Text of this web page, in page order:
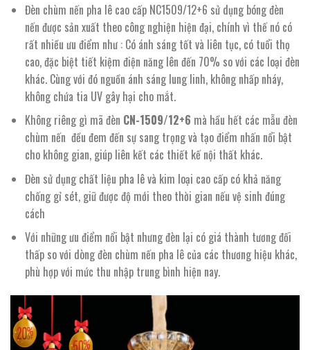
Đèn chùm nến pha lê cao cấp NC1509/12+6 sử dụng bóng đèn
nến được sản xuất theo công nghiện hiện đại, chính vì thế nó có
rất nhiều ưu điểm như : Có ánh sáng tốt và liên tục, có tuổi thọ
cao, đặc biệt tiết kiệm điện năng lên đến 70% so với các loại đèn
khác. Cùng với đó nguồn ánh sáng lung linh, không nhấp nháy,
không chứa tia UV gây hại cho mắt.
Không riêng gì mã đèn CN-1509/12+6 mà hầu hết các mẫu đèn
chùm nến đều đem đến sự sang trọng và tạo điểm nhấn nổi bật
cho không gian, giúp liên kết các thiết kế nội thất khác.
Đèn sử dụng chất liệu pha lê và kim loại cao cấp có khả năng
chống gỉ sét, giữ được độ mới theo thời gian nếu vệ sinh đúng
cách
Với những ưu điểm nổi bật nhưng đèn lại có giá thành tương đối
thấp so với dòng đèn chùm nến pha lê của các thương hiệu khác,
phù hợp với mức thu nhập trung bình hiện nay.